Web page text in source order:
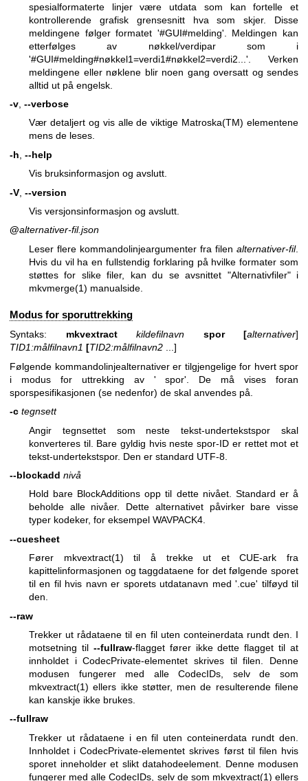
spesialformaterte linjer være utdata som kan fortelle et
kontrollerende grafisk grensesnitt hva som skjer. Disse
meldingene følger formatet '#GUI#melding'. Meldingen kan
etterfølges av nøkkel/verdipar som i
'#GUI#melding#nøkkel1=verdi1#nøkkel2=verdi2...'. Verken
meldingene eller nøklene blir noen gang oversatt og sendes
alltid ut på engelsk.
-v --verbose
Vær detaljert og vis alle de viktige Matroska(TM) elementene
mens de leses.
-h --help
Vis bruksinformasjon og avslutt.
-V --version
Vis versjonsinformasjon og avslutt.
@alternativer-fil.json
Leser flere kommandolinjeargumenter fra filen alternativer-fil.
Hvis du vil ha en fullstendig forklaring på hvilke formater som
støttes for slike filer, kan du se avsnittet "Alternativfiler" i
mkvmerge(1) manualside.
Modus for sporuttrekking
Syntaks: mkvextract kildefilnavn spor [alternativer]
TID1:målfilnavn1 [TID2:målfilnavn2 ...]
Følgende kommandolinjealternativer er tilgjengelige for hvert spor
i modus for uttrekking av ' spor'. De må vises foran
sporspesifikasjonen (se nedenfor) de skal anvendes på.
-c tegnsett
Angir tegnsettet som neste tekst-undertekstspor skal
konverteres til. Bare gyldig hvis neste spor-ID er rettet mot et
tekst-undertekstspor. Den er standard UTF-8.
--blockadd nivå
Hold bare BlockAdditions opp til dette nivået. Standard er å
beholde alle nivåer. Dette alternativet påvirker bare visse
typer kodeker, for eksempel WAVPACK4.
--cuesheet
Fører mkvextract(1) til å trekke ut et CUE-ark fra
kapittelinformasjonen og taggdataene for det følgende sporet
til en fil hvis navn er sporets utdatanavn med '.cue' tilføyd til
den.
--raw
Trekker ut rådataene til en fil uten conteinerdata rundt den. I
motsetning til --fullraw-flagget fører ikke dette flagget til at
innholdet i CodecPrivate-elementet skrives til filen. Denne
modusen fungerer med alle CodecIDs, selv de som
mkvextract(1) ellers ikke støtter, men de resulterende filene
kan kanskje ikke brukes.
--fullraw
Trekker ut rådataene i en fil uten conteinerdata rundt den.
Innholdet i CodecPrivate-elementet skrives først til filen hvis
sporet inneholder et slikt datahodeelement. Denne modusen
fungerer med alle CodecIDs, selv de som mkvextract(1) ellers